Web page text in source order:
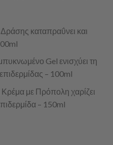
καταπραΰνει και
Gel ενισχύει τη
– 100ml
με Πρόπολη χαρίζει
– 150ml